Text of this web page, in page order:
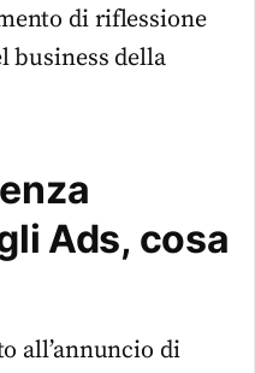
di riflessione
business della
Ads, cosa
all’annuncio di